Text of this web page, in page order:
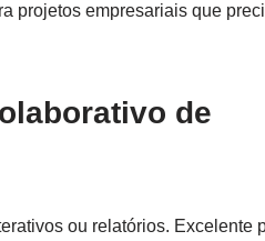
projetos empresariais que
de
ou relatórios. Excelente